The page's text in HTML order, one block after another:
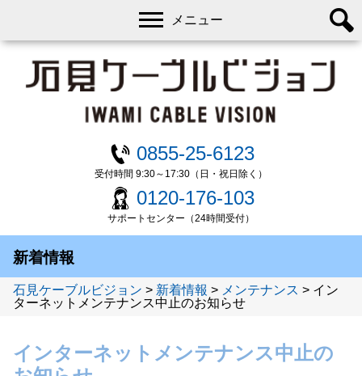
0855-25-6123
受付時間 9:30～17:30（日・祝日除く）
0120-176-103
サポートセンター（24時間受付）
メニュー
新着情報
石見ケーブルビジョン > 新着情報 > メンテナンス > イン
ターネットメンテナンス中止のお知らせ
インターネットメンテナンス中止の